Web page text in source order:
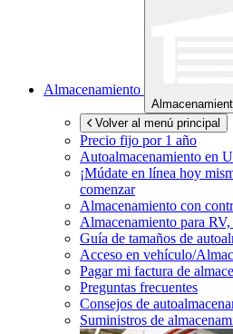
Almacenamiento
Volver al menú principal
Precio fijo por 1 año
Autoalmacenamiento en
¡Múdate en línea hoy
comenzar
Almacenamiento con
Almacenamiento para
Guía de tamaños de
Acceso en vehículo/
Pagar mi factura de
Preguntas frecuentes
Consejos de
Suministros de